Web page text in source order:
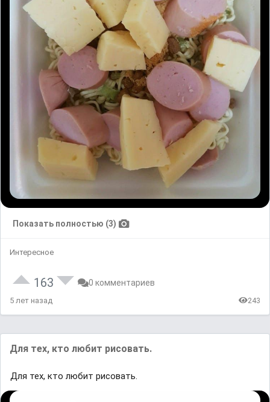
Показать полностью (3)
Интересное
163 0 комментариев
5 лет назад 243
Для тех, кто любит рисовать.
Для тех, кто любит рисовать.